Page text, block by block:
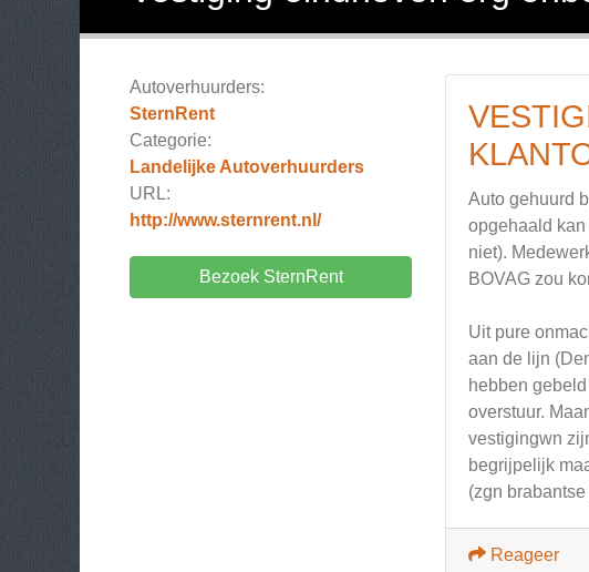
Autoverhuurders:
SternRent
Categorie:
Landelijke Autoverhuurders
URL:
http://www.sternrent.nl/
Bezoek SternRent
Auto gehuurd
opgehaald
niet).
BOVAG zou
Uit pure
aan de lijn
hebben
overstuur.
vestigingwn
begrijpelijk
(zgn
Reageer